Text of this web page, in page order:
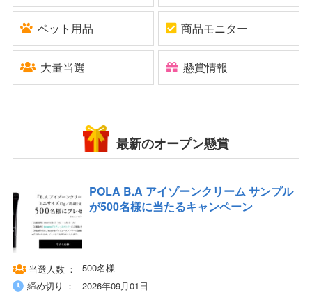
ペット用品 商品モニター
大量当選 懸賞情報
最新のオープン懸賞
POLA B.A アイゾーンクリーム サンプル
が500名様に当たるキャンペーン
当選人数
500名様
締め切り
2026年09月01日